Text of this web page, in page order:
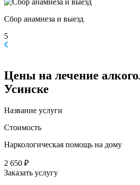
Сбор анамнеза и выезд
5
Цены на лечение
Усинске
Название услуги
Стоимость
Наркологическая помощь на дому
2 650 ₽
Заказать услугу